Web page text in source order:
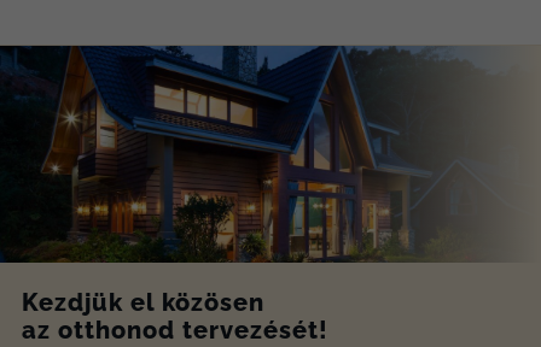
Kezdjük el közösen
az otthonod tervezését!